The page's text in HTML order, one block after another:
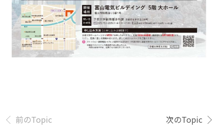
前のTopic 次のTopic